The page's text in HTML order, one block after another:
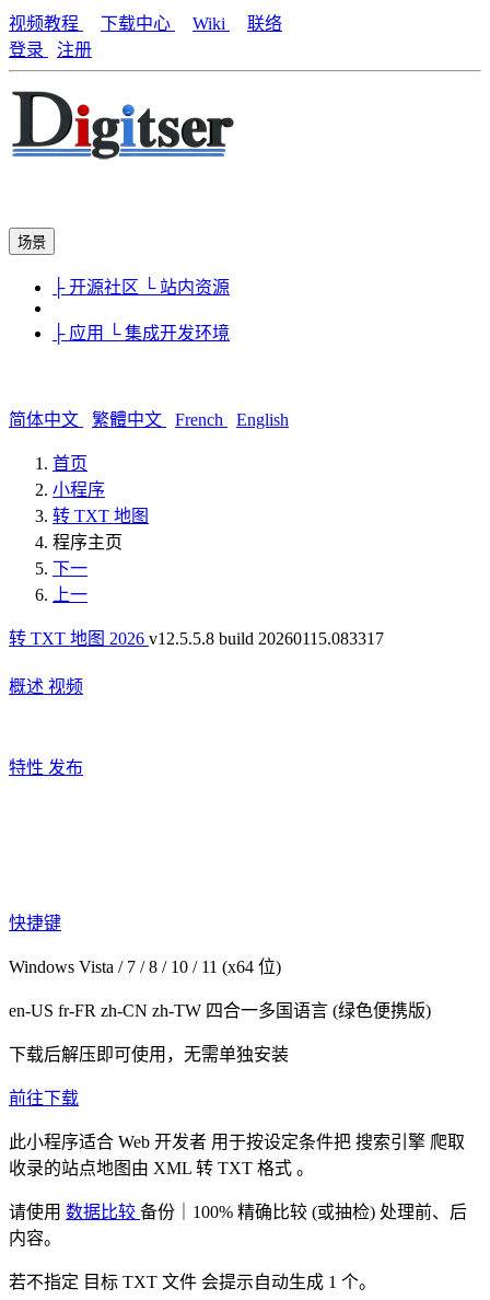
视频教程 下载中心 Wiki
联络
登录
注册
场景
├ 开源社区 └ 站内资源
├ 应用 └ 集成开发环境
简体中文 繁體中文 French English
首页
小程序
转 TXT 地图
程序主页
下一
上一
转 TXT 地图 2026 v12.5.5.8 build 20260115.083317
概述 视频
特性 发布
快捷键
Windows Vista / 7 / 8 / 10 / 11 (x64 位)
en-US fr-FR zh-CN zh-TW 四合一多国语言 (绿色便携版)
下载后解压即可使用，无需单独安装
前往下载
此小程序适合 Web 开发者 用于按设定条件把 搜索引擎 爬取
收录的站点地图由 XML 转 TXT 格式 。
请使用 数据比较 备份｜100% 精确比较 (或抽检) 处理前、后
内容。
若不指定 目标 TXT 文件 会提示自动生成 1 个。